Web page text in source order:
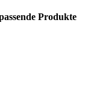
Produkte